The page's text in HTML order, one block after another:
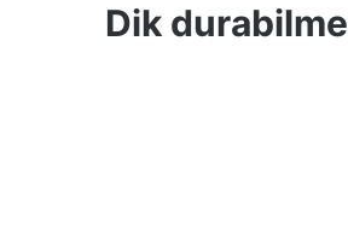
Dik